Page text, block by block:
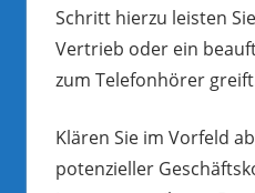
Schritt hierzu leisten
Vertrieb oder ein
zum Telefonhörer
Klären Sie im Vorfeld
potenzieller